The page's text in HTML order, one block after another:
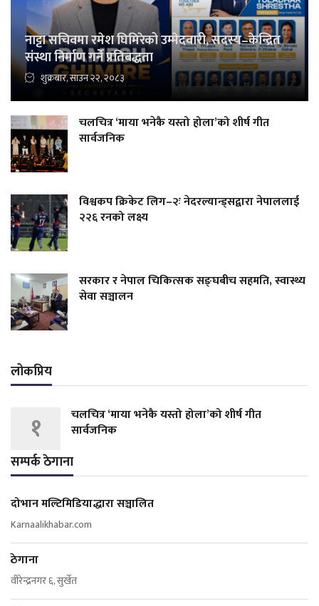
नाट्टा सचिवमा रमेश घिमिरेको उम्मेदवारी, सदस्य–केन्द्रित
संस्था निर्माण गर्ने प्रतिबद्धता
शुक्रबार, साउन २२, २०८३
चलचित्र ‘माया भनेकै यस्तो होला’को शीर्ष गीत
सार्वजनिक
विश्वकप क्रिकेट लिग–२ः नेदरल्यान्ड्सद्वारा नेपाललाई
२२६ रनको लक्ष्य
सरकार र नेपाल चिकित्सक सङ्घबीच सहमति, स्वास्थ्य
सेवा सञ्चालन
लोकप्रिय
१
चलचित्र ‘माया भनेकै यस्तो होला’को शीर्ष गीत
सार्वजनिक
सम्पर्क ठेगाना
दोभान मल्टिमिडियाद्धारा सञ्चालित
Karnaalikhabar.com
ठेगाना
वीरेन्द्रनगर ६, सुर्खेत